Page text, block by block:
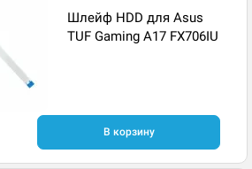
Шлейф HDD для Asus
TUF Gaming A17 FX706IU
В корзину